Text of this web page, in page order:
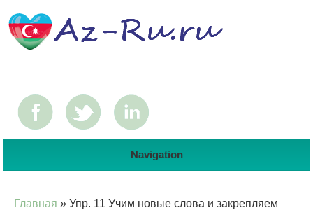
Navigation
Главная » Упр. 11 Учим новые слова и закрепляем